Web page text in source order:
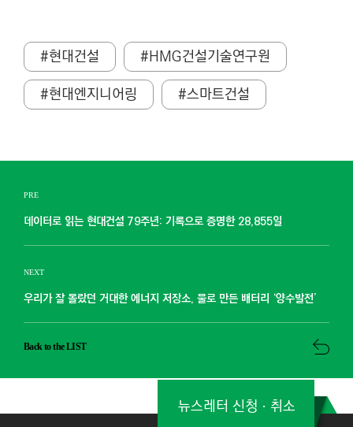
#현대건설
#HMG건설기술연구원
#현대엔지니어링
#스마트건설
PRE
데이터로 읽는 현대건설 79주년: 기록으로 증명한 28,855일
NEXT
우리가 잘 몰랐던 거대한 에너지 저장소, 물로 만든 배터리 ‘양수발전’
Back to the LIST
뉴스레터 신청ㆍ취소